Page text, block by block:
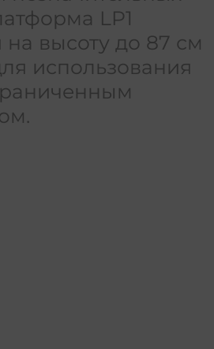
LP1
на высоту до 87 см
использования